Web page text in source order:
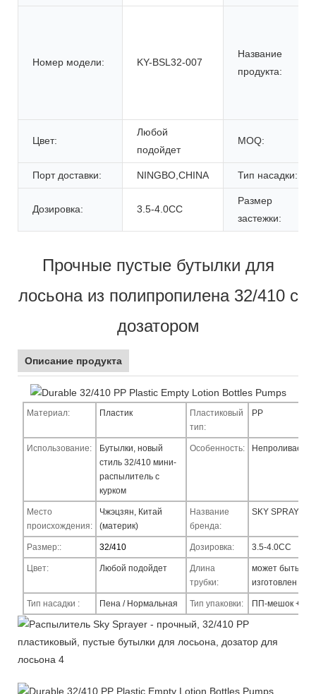
Номер модели: KY-BSL32-007
Название
продукта:
Цвет:
Любой
подойдет
MOQ:
Порт доставки: NINGBO,CHINA Тип насадки:
Дозировка: 3.5-4.0CC
Размер
застежки:
Прочные пустые бутылки для
лосьона из полипропилена 32/410 с
дозатором
Описание продукта
Материал: Пластик
Пластиковый
тип:
PP
Использование:
Бутылки, новый
стиль 32/410 мини-
распылитель с
курком
Особенность:
Место
происхождения:
Чжэцзян, Китай
(материк)
Название
бренда:
SKY SPRAYE
Размер:: 32/410 Дозировка: 3.5-4.0CC
Цвет: Любой подойдет
Длина
трубки:
может быть
изготовлен на
Тип насадки : Пена / Нормальная Тип упаковки: ПП-мешок +